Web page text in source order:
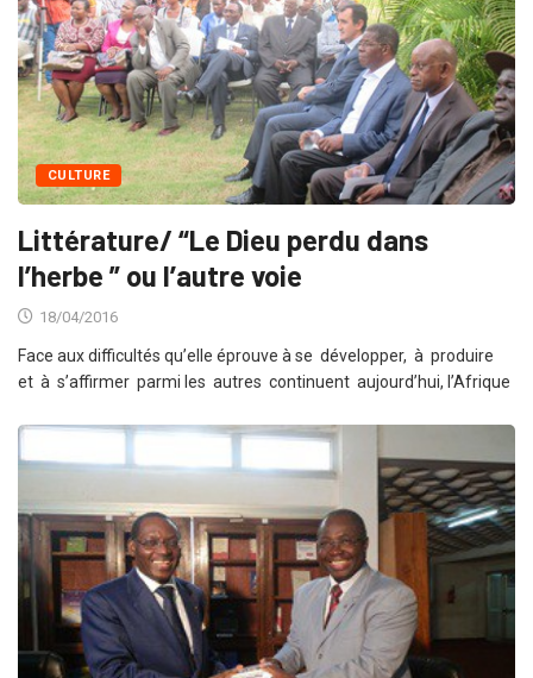
CULTURE
Littérature/ “Le Dieu perdu dans
l’herbe ” ou l’autre voie
18/04/2016
Face aux difficultés qu’elle éprouve à se développer, à produire
et à s’affirmer parmi les autres continuent aujourd’hui, l’Afrique